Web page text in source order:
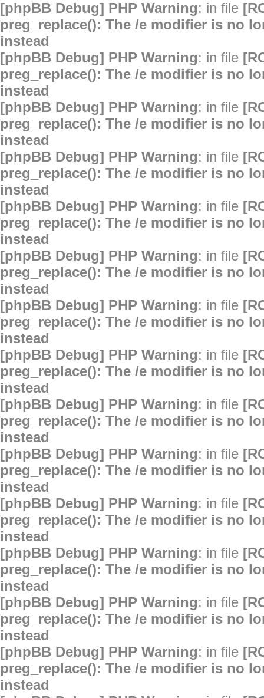
[phpBB Debug] PHP Warning: in file
preg_replace(): The /e modifier is no
instead
[phpBB Debug] PHP Warning: in file
preg_replace(): The /e modifier is no
instead
[phpBB Debug] PHP Warning: in file
preg_replace(): The /e modifier is no
instead
[phpBB Debug] PHP Warning: in file
preg_replace(): The /e modifier is no
instead
[phpBB Debug] PHP Warning: in file
preg_replace(): The /e modifier is no
instead
[phpBB Debug] PHP Warning: in file
preg_replace(): The /e modifier is no
instead
[phpBB Debug] PHP Warning: in file
preg_replace(): The /e modifier is no
instead
[phpBB Debug] PHP Warning: in file
preg_replace(): The /e modifier is no
instead
[phpBB Debug] PHP Warning: in file
preg_replace(): The /e modifier is no
instead
[phpBB Debug] PHP Warning: in file
preg_replace(): The /e modifier is no
instead
[phpBB Debug] PHP Warning: in file
preg_replace(): The /e modifier is no
instead
[phpBB Debug] PHP Warning: in file
preg_replace(): The /e modifier is no
instead
[phpBB Debug] PHP Warning: in file
preg_replace(): The /e modifier is no
instead
[phpBB Debug] PHP Warning: in file
preg_replace(): The /e modifier is no
instead